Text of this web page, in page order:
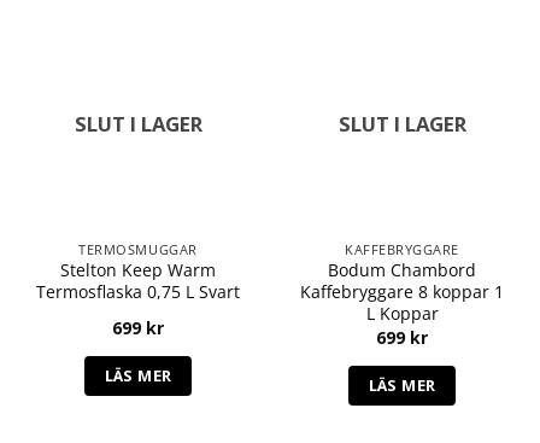
SLUT I LAGER
TERMOSMUGGAR
Stelton Keep Warm
Termosflaska 0,75 L Svart
699 kr
LÄS MER
SLUT I LAGER
KAFFEBRYGGARE
Bodum Chambord
Kaffebryggare 8 koppar 1
L Koppar
699 kr
LÄS MER